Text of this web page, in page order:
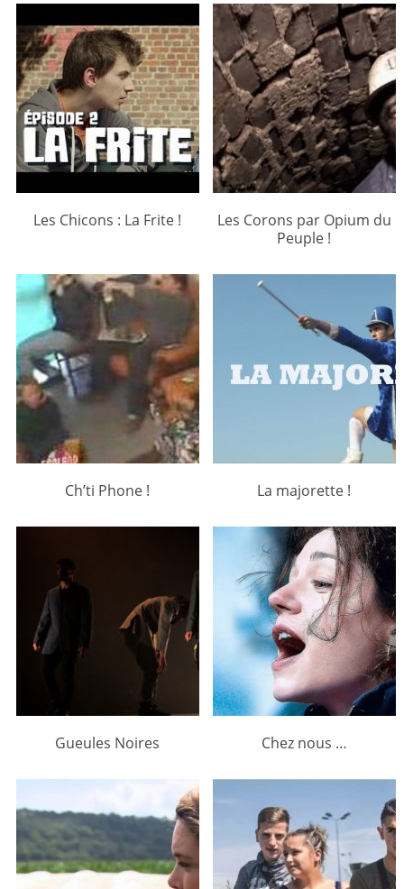
Les Chicons : La Frite !
Les Corons par Opium du
Peuple !
Ch’ti Phone ! La majorette !
Gueules Noires Chez nous …